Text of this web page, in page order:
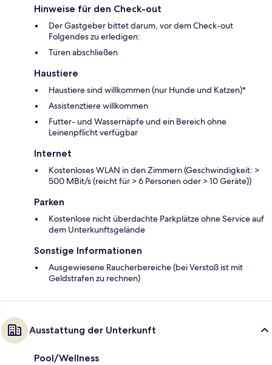
Hinweise für den Check-out
Der Gastgeber bittet darum, vor dem Check-out
Folgendes zu erledigen:
Türen abschließen
Haustiere
Haustiere sind willkommen (nur Hunde und Katzen)*
Assistenztiere willkommen
Futter- und Wassernäpfe und ein Bereich ohne
Leinenpflicht verfügbar
Internet
Kostenloses WLAN in den Zimmern (Geschwindigkeit: >
500 MBit/s (reicht für > 6 Personen oder > 10 Geräte))
Parken
Kostenlose nicht überdachte Parkplätze ohne Service auf
dem Unterkunftsgelände
Sonstige Informationen
Ausgewiesene Raucherbereiche (bei Verstoß ist mit
Geldstrafen zu rechnen)
Ausstattung der Unterkunft
Pool/Wellness